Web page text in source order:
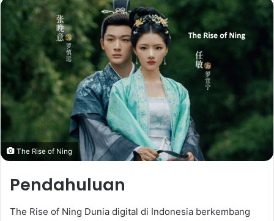
email
The Rise of Ning
Pendahuluan
The Rise of Ning Dunia digital di Indonesia berkembang